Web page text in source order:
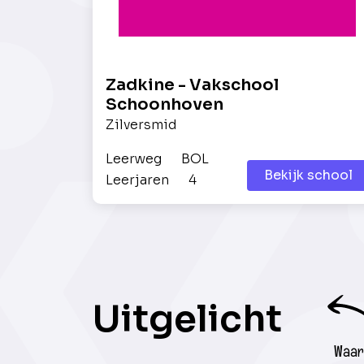
Zadkine - Vakschool
Schoonhoven
Zilversmid
Leerweg
BOL
Leerjaren
4 Bekijk school
Uitgelicht